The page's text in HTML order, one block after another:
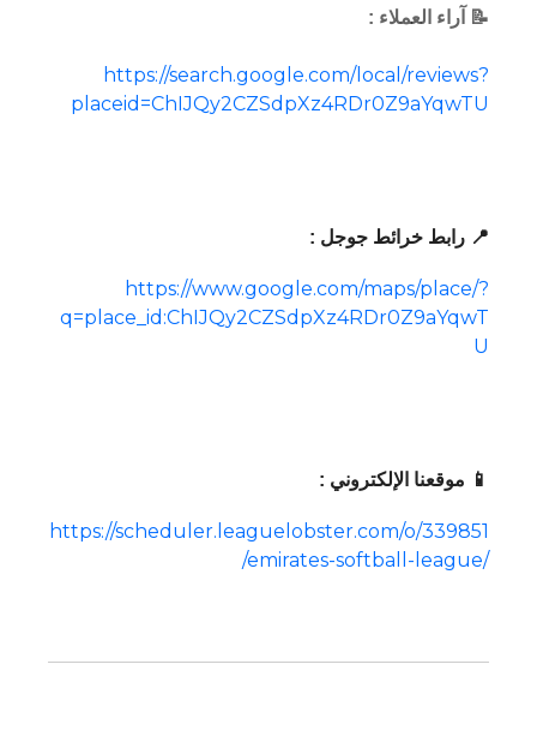
📝 آراء العملاء :
https://search.google.com/local/reviews?
placeid=ChIJQy2CZSdpXz4RDr0Z9aYqwTU
📍 رابط خرائط جوجل :
https://www.google.com/maps/place/?
q=place_id:ChIJQy2CZSdpXz4RDr0Z9aYqwT
U
📱 موقعنا الإلكتروني :
https://scheduler.leaguelobster.com/o/339851
/emirates-softball-league/